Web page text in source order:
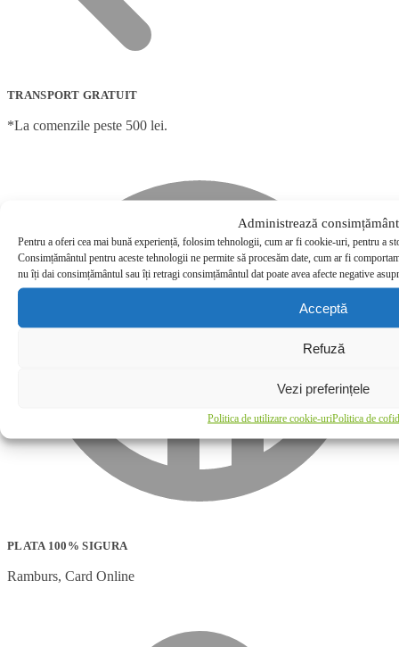
Administrează
Pentru a oferi cea mai bună experiență, folosim tehnologii, cum ar fi cookie-uri, pentru a
Consimțământul pentru aceste tehnologii ne permite să procesăm date, cum ar fi
nu îți dai consimțământul sau îți retragi consimțământul dat poate avea afecte negative
Acceptă
Refuză
Vezi preferințele
Politica de utilizare cookie-uriPolitica de
TRANSPORT GRATUIT
*La comenzile peste 500 lei.
PLATA 100% SIGURA
Ramburs, Card Online